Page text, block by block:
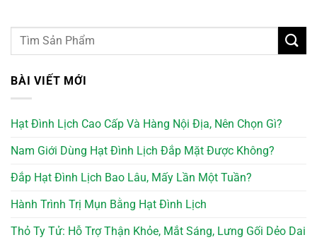
BÀI VIẾT MỚI
Hạt Đình Lịch Cao Cấp Và Hàng Nội Địa, Nên Chọn Gì?
Nam Giới Dùng Hạt Đình Lịch Đắp Mặt Được Không?
Đắp Hạt Đình Lịch Bao Lâu, Mấy Lần Một Tuần?
Hành Trình Trị Mụn Bằng Hạt Đình Lịch
Thỏ Ty Tử: Hỗ Trợ Thận Khỏe, Mắt Sáng, Lưng Gối Dẻo Dai